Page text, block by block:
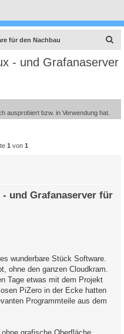
für den Nachbau
c
- und Grafanaserver
ausprobiert bzw. in Verwendung hat.
1 von 1
und Grafanaserver für
wunderbare Stück Software.
ohne den ganzen Cloudkram.
Tage etwas mit dem Projekt
PiZero in der Ecke hatten
Programmteile aus dem